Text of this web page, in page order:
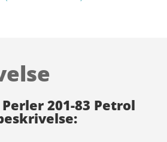
201-83 Petrol